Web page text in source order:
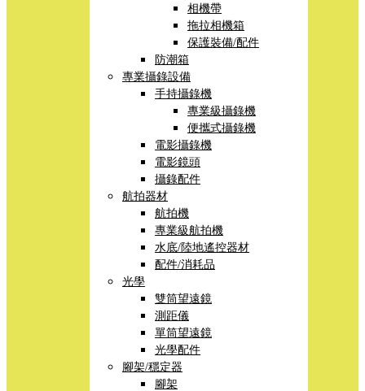
相機帶
拖拉相機箱
保護裝備/配件
防潮箱
專業攝錄設備
手持攝錄機
專業級攝錄機
便攜式攝錄機
電影攝錄機
電影鏡頭
攝錄配件
航拍器材
航拍機
專業級航拍機
水底/陸地遙控器材
配件/消耗品
光學
雙筒望遠鏡
測距儀
單筒望遠鏡
光學配件
腳架/穩定器
腳架